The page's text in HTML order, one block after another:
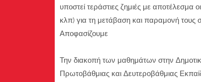
υποστεί τεράστιες ζημιές με
κλπ) για τη μετάβαση και παραμονή τους
Αποφασίζουμε
Την διακοπή των μαθημάτων στην
Πρωτοβάθμιας και Δευτεροβάθμιας